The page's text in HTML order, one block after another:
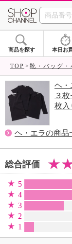
商品を探す 本日お
TOP 靴・バッグ・
ヘ・
３
枚入
ヘ・エラの商品
総合評価
5
4
3
2
1